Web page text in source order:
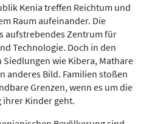
Kenia treffen Reichtum und
Raum aufeinander. Die
aufstrebendes Zentrum für
Technologie. Doch in den
wie Kibera, Mathare
anderes Bild. Familien stoßen
Grenzen, wenn es um die
ihrer Kinder geht.